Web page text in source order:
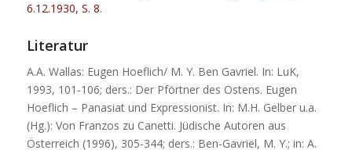
6.12.1930, S. 8.
Literatur
A.A. Wallas: Eugen Hoeflich/ M. Y. Ben Gavriel. In: LuK,
1993, 101-106; ders.: Der Pförtner des Ostens. Eugen
Hoeflich – Panasiat und Expressionist. In: M.H. Gelber u.a.
(Hg.): Von Franzos zu Canetti. Jüdische Autoren aus
Österreich (1996), 305-344; ders.: Ben-Gavriël, M. Y.; in: A.